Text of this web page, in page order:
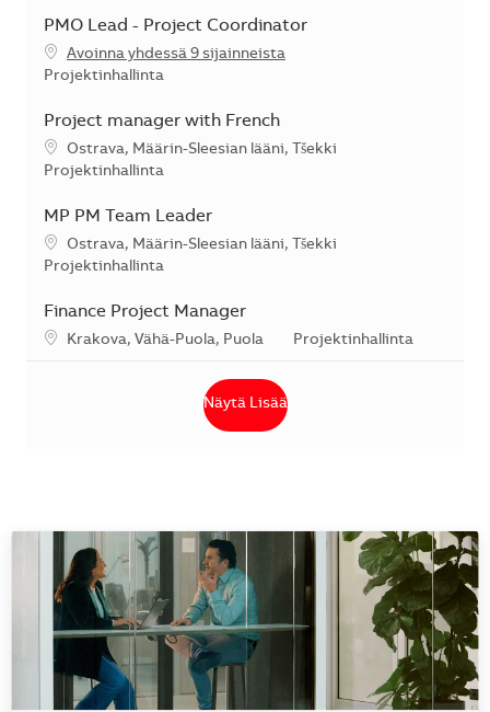
PMO Lead - Project Coordinator
Avoinna yhdessä 9 sijainneista
Kategoria
Projektinhallinta
Project manager with French
SijaintiOstrava, Määrin-Sleesian lääni, Tšekki
Kategoria
Projektinhallinta
MP PM Team Leader
SijaintiOstrava, Määrin-Sleesian lääni, Tšekki
Kategoria
Projektinhallinta
Finance Project Manager
SijaintiKrakova, Vähä-Puola, Puola Kategoria
Projektinhallinta
Näytä Lisää